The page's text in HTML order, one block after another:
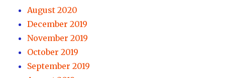
August 2020
December 2019
November 2019
October 2019
September 2019